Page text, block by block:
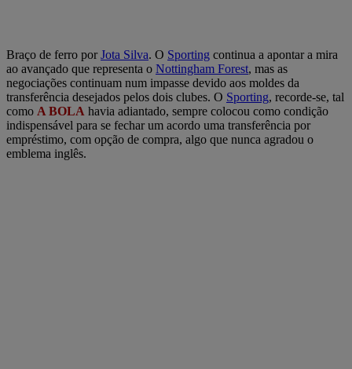
Braço de ferro porJota Silva. O Sporting continua a apontar a mira
ao avançado que representa o Nottingham Forest, mas as
negociações continuam num impasse devido aos moldes da
transferência desejados pelos dois clubes. O Sporting, recorde-se, tal
como A BOLA havia adiantado, sempre colocou como condição
indispensável para se fechar um acordo uma transferência por
empréstimo, com opção de compra, algo que nunca agradou o
emblema inglês.